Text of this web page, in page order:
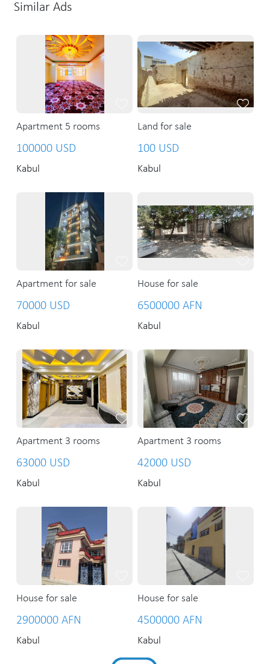
Similar Ads
Apartment 5 rooms
100000 USD
Kabul
Land for sale
100 USD
Kabul
Apartment for sale
70000 USD
Kabul
House for sale
6500000 AFN
Kabul
Apartment 3 rooms
63000 USD
Kabul
Apartment 3 rooms
42000 USD
Kabul
House for sale
2900000 AFN
Kabul
House for sale
4500000 AFN
Kabul